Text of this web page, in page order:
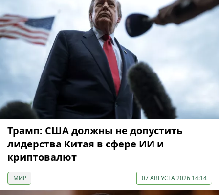
Трамп: США должны не допустить
лидерства Китая в сфере ИИ и
криптовалют
МИР 07 АВГУСТА 2026 14:14